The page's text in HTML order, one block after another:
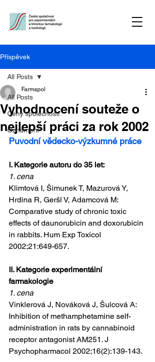
Příspěvek
All Posts
Ceny společnosti
Oznámení
All Posts
Vyhodnocení souteže o
nejlepší práci za rok 2002
Farmspol
Puvodní vědecko-výzkumné práce
I. Kategorie autoru do 35 let:
1. cena
Klimtová I, Šimunek T, Mazurová Y,
Hrdina R, Geršl V, Adamcová M:
Comparative study of chronic toxic
effects of daunorubicin and doxorubicin
in rabbits. Hum Exp Toxicol
2002;21:649-657.
II. Kategorie experimentální
farmakologie
1. cena
Vinklerová J, Nováková J, Šulcová A:
Inhibition of methamphetamine self-
administration in rats by cannabinoid
receptor antagonist AM251. J
Psychopharmacol 2002;16(2):139-143.